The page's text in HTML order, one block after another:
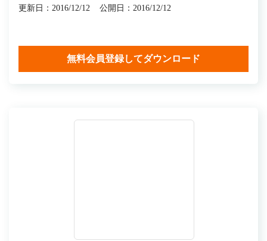
更新日：2016/12/12
公開日：2016/12/12
無料会員登録してダウンロード